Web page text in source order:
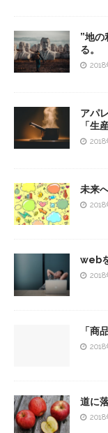
”地の
る。
2018
アパ
「生
2018
未来
2018
web
2018
「商
2018
道に
2018